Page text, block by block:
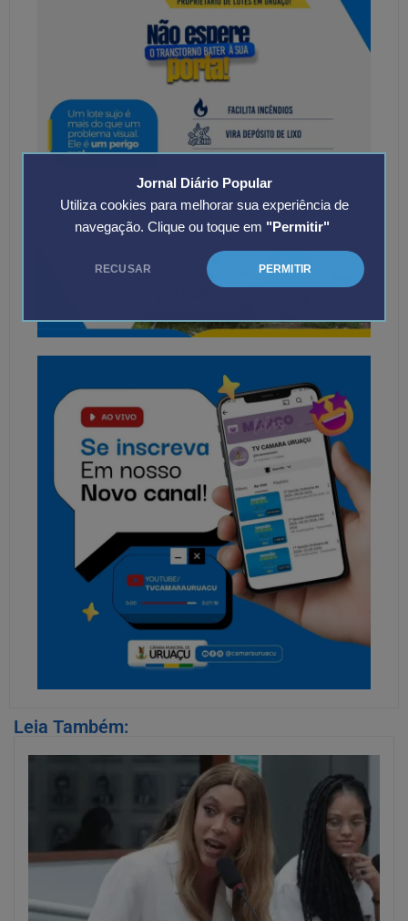
Jornal Diário Popular
Utiliza cookies para melhorar sua experiência de
navegação. Clique ou toque em "Permitir"
RECUSAR PERMITIR
Leia Também: